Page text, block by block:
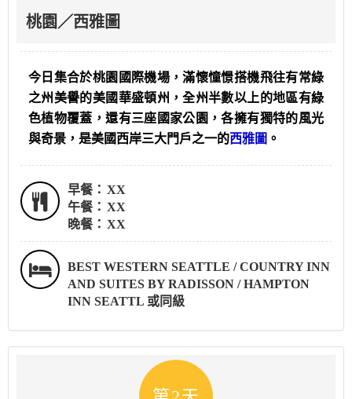
桃園／西雅圖
今日集合於桃園國際機場，滿懷憧憬搭機飛往有常綠
之州美譽的美國華盛頓州，全州半數以上的地區有綠
色植物覆蓋，還有三座國家公園，各擁有獨特的風光
與奇景，是美國西岸三大門戶之一的西雅圖 。
早餐： XX
午餐： XX
晚餐： XX
BEST WESTERN SEATTLE / COUNTRY INN
AND SUITES BY RADISSON / HAMPTON
INN SEATTL 或同級